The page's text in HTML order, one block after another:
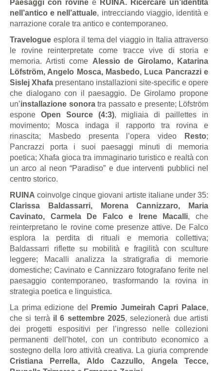
Paesaggi con rovine e RUINA. Ricercare un’identità
nell’antico e nell’attuale, intrecciando viaggio, identità e
narrazione corale tra antico e contemporaneo.
Travelogue esplora il tema del viaggio in Italia attraverso
le rovine reinterpretate come tracce vive di storia e
memoria. Artisti come Alessio de Girolamo, Katarina
Löfström, Angelo Mosca, Masbedo, Luca Pancrazzi e
Sislej Xhafa presentano installazioni site-specific e opere
che dialogano con il paesaggio. De Girolamo propone
un’installazione sonoratra passato e presente; Löfström
espone Open Source (4:3), migliaia di paillettes in
movimento; Mosca indaga il rapporto tra rovina e
rinascita; Masbedo presenta l’opera video
Resto;
Pancrazzi porta i suoi paesaggi minuti di memoria
poetica; Xhafa gioca tra immaginario turistico e realtà con
un arco al neon “Paradiso” e due interventi pubblici nel
centro storico.
RUINA coinvolge cinque giovani artiste italiane under 35:
Clarissa Baldassarri, Morena Cannizzaro, Maria
Cavinato, Carmela De Falco e Irene Macalli, che
reinterpretano le rovine come presenze attive. De Falco
esplora la perdita di rituali e memoria collettiva;
Baldassarri riflette su mobilità e fragilità con sculture
leggere; Macalli analizza la stratigrafia di memorie
domestiche; Cavinato e Cannizzaro fotografano ferite nel
paesaggio contemporaneo, trasformando la rovina in
strategia poetica e linguistica.
La prima edizione del
Premio Jumeirah Capri Palace,
che si terrà il 6 settembre 2025, selezionerà due artisti
dei progetti espositivi per l’ingresso nelle collezioni
permanenti dell’hotel, con un contributo economico a
sostegno della loro attività creativa. La giuria comprende
Cristiana Perrella, Aldo Cazzullo, Angela Tecce,